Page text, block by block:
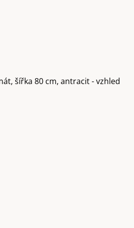
šířka 80 cm, antracit - vzhled